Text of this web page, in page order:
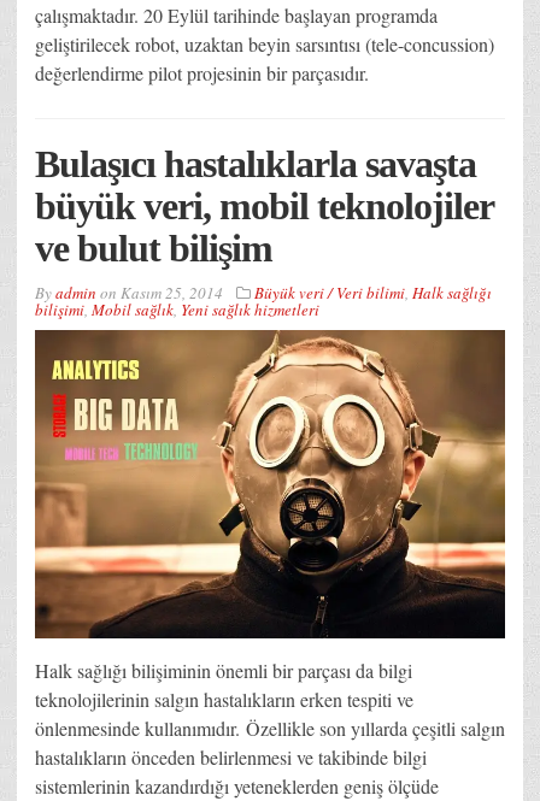
çalışmaktadır. 20 Eylül tarihinde başlayan programda
geliştirilecek robot, uzaktan beyin sarsıntısı (tele-concussion)
değerlendirme pilot projesinin bir parçasıdır.
Bulaşıcı hastalıklarla savaşta
büyük veri, mobil teknolojiler
ve bulut bilişim
Byadmin on Kasım 25, 2014 Büyük veri / Veri bilimi, Halk sağlığı
bilişimi, Mobil sağlık, Yeni sağlık hizmetleri
Halk sağlığı bilişiminin önemli bir parçası da bilgi
teknolojilerinin salgın hastalıkların erken tespiti ve
önlenmesinde kullanımıdır. Özellikle son yıllarda çeşitli salgın
hastalıkların önceden belirlenmesi ve takibinde bilgi
sistemlerinin kazandırdığı yeteneklerden geniş ölçüde